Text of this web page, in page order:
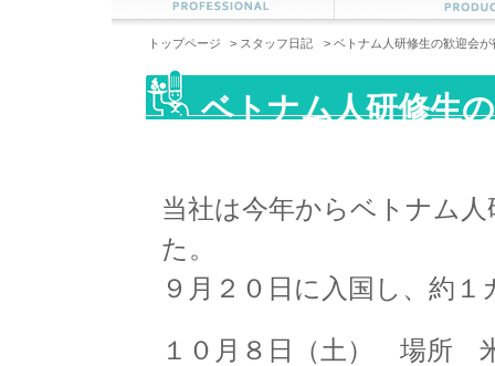
トップページ > スタッフ日記 > ベトナム人研修生の歓迎会
ベトナム人研修生
当社は今年からベトナム
た。
９月２０日に入国し、約
１０月８日（土） 場所